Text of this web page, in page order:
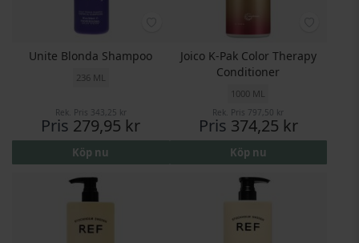
Unite Blonda Shampoo
236 ML
Rek. Pris 343,25 kr
Pris 279,95 kr
Köp nu
Joico K-Pak Color Therapy
Conditioner
1000 ML
Rek. Pris 797,50 kr
Pris 374,25 kr
Köp nu